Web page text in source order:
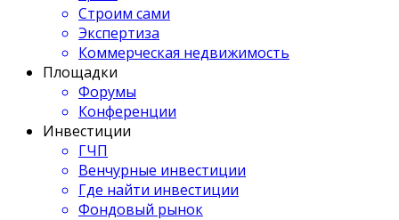
Строим сами
Экспертиза
Коммерческая недвижимость
Площадки
Форумы
Конференции
Инвестиции
ГЧП
Венчурные инвестиции
Где найти инвестиции
Фондовый рынок